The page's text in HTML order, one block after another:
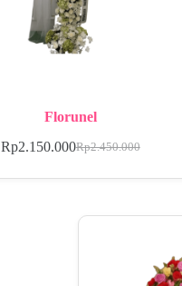
Florunel
Rp2.450.000
Rp2.150.000